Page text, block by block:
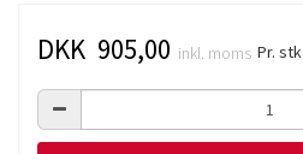
DKK 905,00 inkl. moms Pr. stk